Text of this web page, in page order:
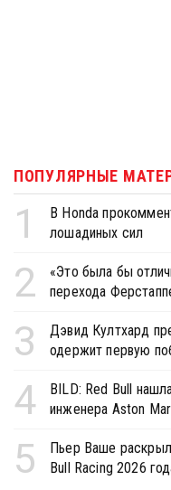
ПОПУЛЯРНЫЕ
1
В Honda
лошадиных сил
2
«Это была бы
перехода
3
Дэвид Култхард
одержит первую
4
BILD: Red Bull
инженера Aston
5
Пьер Ваше
Bull Racing 2026